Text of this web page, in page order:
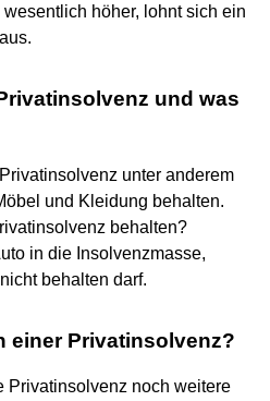
höher, lohnt sich ein
und was
unter anderem
und Kleidung behalten.
behalten?
in die Insolvenzmasse,
behalten darf.
einer Privatinsolvenz?
Privatinsolvenz noch weitere